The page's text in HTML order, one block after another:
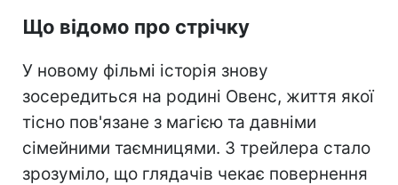
Що відомо про стрічку
У новому фільмі історія знову
зосередиться на родині Овенс, життя якої
тісно пов'язане з магією та давніми
сімейними таємницями. З трейлера стало
зрозуміло, що глядачів чекає повернення